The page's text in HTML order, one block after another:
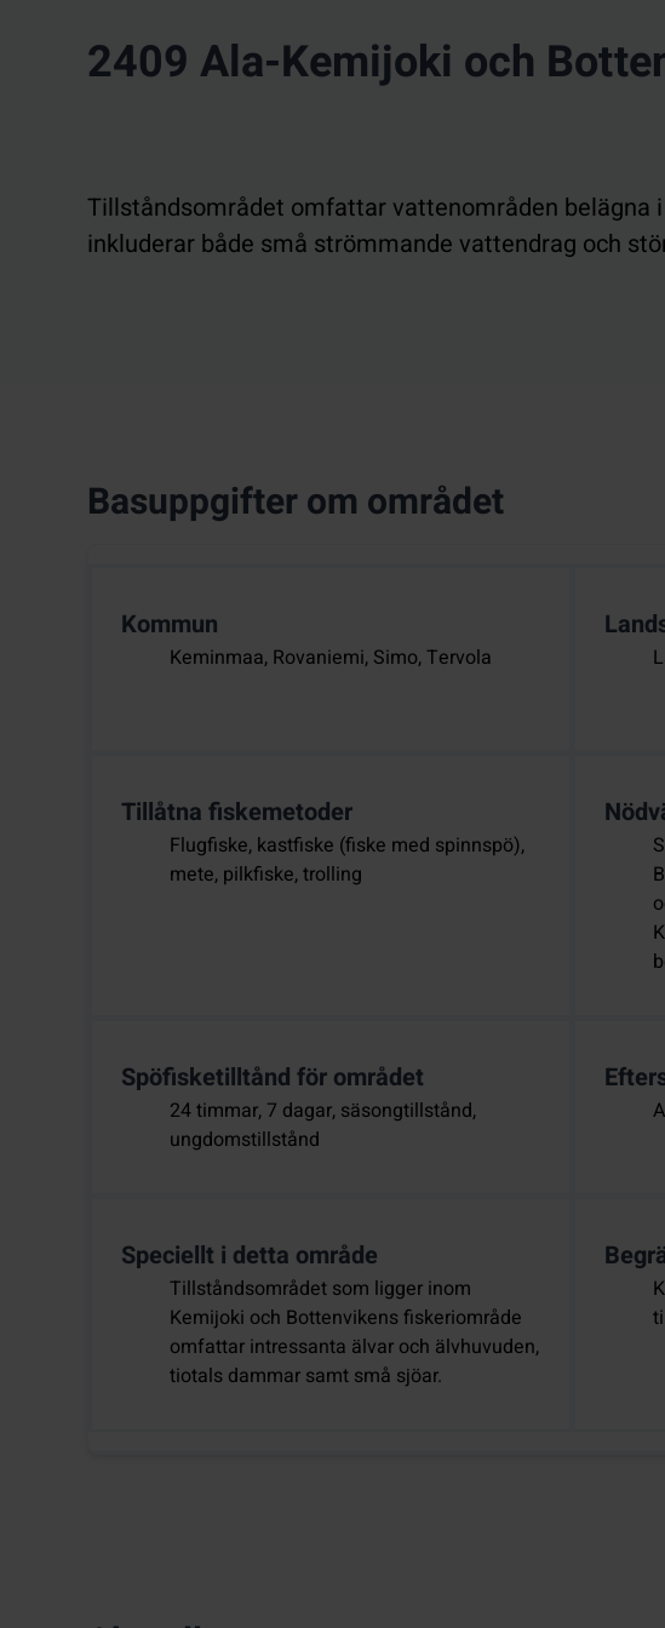
2409 Ala-Kemijoki och
Tillståndsområdet omfattar vattenområden belägna
inkluderar både små strömmande vattendrag och
Basuppgifter om området
Kommun
Keminmaa, Rovaniemi, Simo, Tervola
Tillåtna fiskemetoder
Flugfiske, kastfiske (fiske med spinnspö),
mete, pilkfiske, trolling
Spöfisketilltånd för området
24 timmar, 7 dagar, säsongtillstånd,
ungdomstillstånd
Speciellt i detta område
Tillståndsområdet som ligger inom
Kemijoki och Bottenvikens fiskeriområde
omfattar intressanta älvar och älvhuvuden,
tiotals dammar samt små sjöar.